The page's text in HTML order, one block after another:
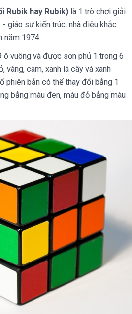
Rubik hay Rubik) là 1 trò chơi giải
giáo sư kiến trúc, nhà điêu khắc
năm 1974.
ô vuông và được sơn phủ 1 trong 6
vàng, cam, xanh lá cây và xanh
phiên bản có thể thay đổi bằng 1
bằng màu đen, màu đỏ bằng màu